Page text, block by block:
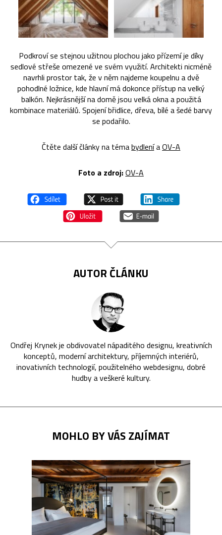
Podkroví se stejnou užitnou plochou jako přízemí je díky
sedlové střeše omezené ve svém využití. Architekti nicméně
navrhli prostor tak, že v něm najdeme koupelnu a dvě
pohodlné ložnice, kde hlavní má dokonce přístup na velký
balkón. Nejkrásnější na domě jsou velká okna a použitá
kombinace materiálů. Spojení břidlice, dřeva, bílé a šedé barvy
se podařilo.
Čtěte další články na témabydleníaOV-A
Foto a zdroj:OV-A
AUTOR ČLÁNKU
Ondřej Krynek je obdivovatel nápaditého designu, kreativních
konceptů, moderní architektury, příjemných interiérů,
inovativních technologií, použitelného webdesignu, dobré
hudby a veškeré kultury.
MOHLO BY VÁS ZAJÍMAT